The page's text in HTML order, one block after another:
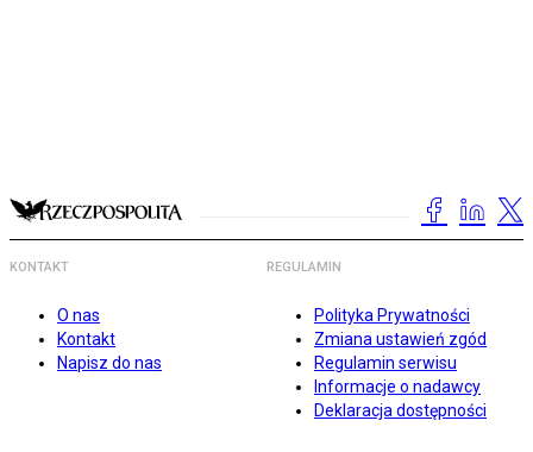
KONTAKT
O nas
Kontakt
Napisz do nas
REGULAMIN
Polityka Prywatności
Zmiana ustawień zgód
Regulamin serwisu
Informacje o nadawcy
Deklaracja dostępności